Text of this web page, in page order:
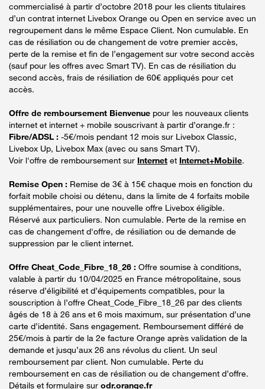
commercialisé à partir d’octobre 2018 pour les clients titulaires
d’un contrat internet Livebox Orange ou Open en service avec un
regroupement dans le même Espace Client. Non cumulable. En
cas de résiliation ou de changement de votre premier accès,
perte de la remise et fin de l’engagement sur votre second accès
(sauf pour les offres avec Smart TV). En cas de résiliation du
second accès, frais de résiliation de 60€ appliqués pour cet
accès.
Offre de remboursement Bienvenue pour les nouveaux clients
internet et internet + mobile souscrivant à partir d’orange.fr :
Fibre/ADSL : -5€/mois pendant 12 mois sur Livebox Classic,
Livebox Up, Livebox Max (avec ou sans Smart TV).
Voir l'offre de remboursement sur Internet et Internet+Mobile.
Remise Open : Remise de 3€ à 15€ chaque mois en fonction du
forfait mobile choisi ou détenu, dans la limite de 4 forfaits mobile
supplémentaires, pour une nouvelle offre Livebox éligible.
Réservé aux particuliers. Non cumulable. Perte de la remise en
cas de changement d'offre, de résiliation ou de demande de
suppression par le client internet.
Offre Cheat_Code_Fibre_18_26 : Offre soumise à conditions,
valable à partir du 10/04/2025 en France métropolitaine, sous
réserve d’éligibilité et d’équipements compatibles, pour la
souscription à l’offre Cheat_Code_Fibre_18_26 par des clients
âgés de 18 à 26 ans et 6 mois maximum, sur présentation d’une
carte d’identité. Sans engagement. Remboursement différé de
25€/mois à partir de la 2e facture Orange après validation de la
demande et jusqu’aux 26 ans révolus du client. Un seul
remboursement par client. Non cumulable. Perte du
remboursement en cas de résiliation ou de changement d’offre.
Détails et formulaire sur odr.orange.fr